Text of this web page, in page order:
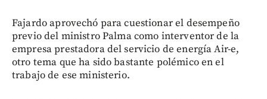
Fajardo aprovechó para cuestionar el desempeño
previo del ministro Palma como interventor de la
empresa prestadora del servicio de energía Air-e,
otro tema que ha sido bastante polémico en el
trabajo de ese ministerio.